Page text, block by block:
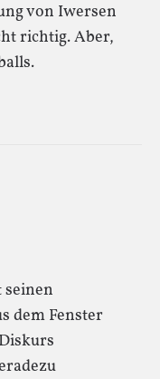
von Iwersen
richtig. Aber,
dem Fenster